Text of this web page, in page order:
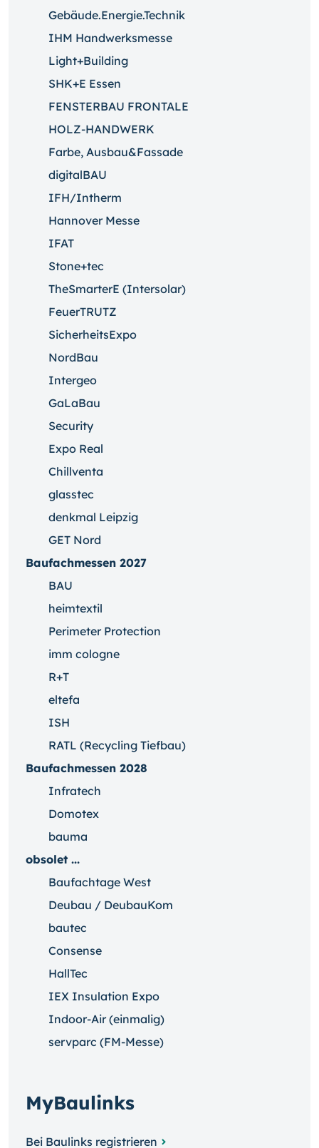
Gebäude.Energie.Technik
IHM Handwerksmesse
Light+Building
SHK+E Essen
FENSTERBAU FRONTALE
HOLZ-HANDWERK
Farbe, Ausbau&Fassade
digitalBAU
IFH/Intherm
Hannover Messe
IFAT
Stone+tec
TheSmarterE (Intersolar)
FeuerTRUTZ
SicherheitsExpo
NordBau
Intergeo
GaLaBau
Security
Expo Real
Chillventa
glasstec
denkmal Leipzig
GET Nord
Baufachmessen 2027
BAU
heimtextil
Perimeter Protection
imm cologne
R+T
eltefa
ISH
RATL (Recycling Tiefbau)
Baufachmessen 2028
Infratech
Domotex
bauma
obsolet ...
Baufachtage West
Deubau / DeubauKom
bautec
Consense
HallTec
IEX Insulation Expo
Indoor-Air (einmalig)
servparc (FM-Messe)
MyBaulinks
Bei Baulinks registrieren